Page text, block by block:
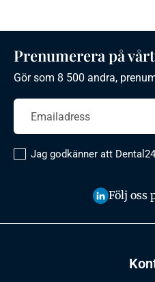
Prenumerera på
Gör som 8 500 andra,
Jag godkänner att
Följ oss